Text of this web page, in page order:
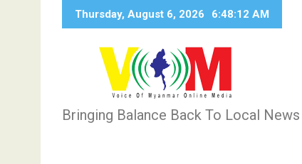
Thursday, August 6, 2026 6:48:14 AM
Bringing Balance Back To Local News